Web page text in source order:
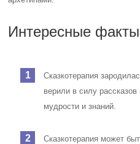
Интересные факты
Сказкотерапия
верили в силу
мудрости и знаний.
Сказкотерапия может